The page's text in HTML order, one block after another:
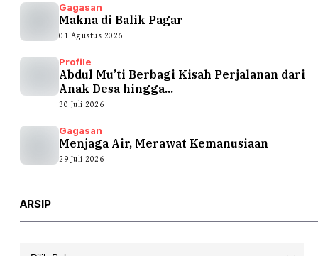
Gagasan
Makna di Balik Pagar
01 Agustus 2026
Profile
Abdul Mu’ti Berbagi Kisah Perjalanan dari
Anak Desa hingga...
30 Juli 2026
Gagasan
Menjaga Air, Merawat Kemanusiaan
29 Juli 2026
ARSIP